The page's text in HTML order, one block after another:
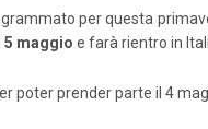
per questa
5 maggio e farà rientro in
poter prender parte il 4